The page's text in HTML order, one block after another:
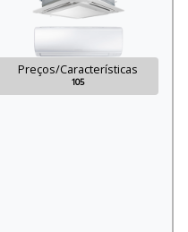
Preços/Características
105